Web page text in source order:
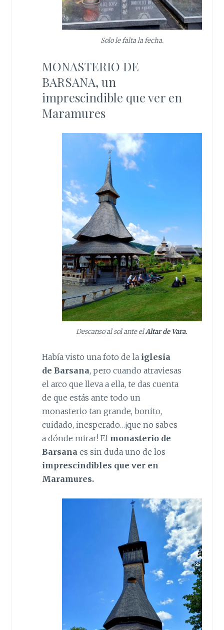
Solo le falta la fecha.
MONASTERIO DE
BARSANA, un
imprescindible que ver en
Maramures
Descanso al sol ante elAltar de Vara.
Había visto una foto de la iglesia
de Barsana, pero cuando atraviesas
el arco que lleva a ella, te das cuenta
de que estás ante todo un
monasterio tan grande, bonito,
cuidado, inesperado…¡que no sabes
a dónde mirar! El monasterio de
Barsana es sin duda uno de los
imprescindibles que ver en
Maramures.